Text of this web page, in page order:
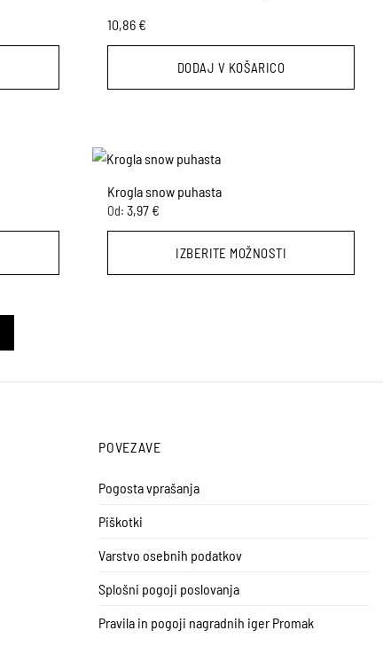
10,86 €
DODAJ V KOŠARICO
Krogla snow puhasta
Od:3,97 €
IZBERITE MOŽNOSTI
Možnosti
na
izdelka
POVEZAVE
Pogosta vprašanja
Piškotki
Varstvo osebnih podatkov
Splošni pogoji poslovanja
Pravila in pogoji nagradnih iger Promak